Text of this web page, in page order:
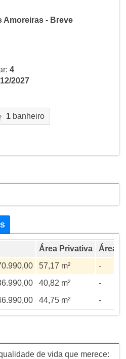
Amoreiras - Breve
4
2027
1banheiro
Área Privativa
Área
57,17 m²
-
40,82 m²
-
44,75 m² -
de vida que merece: